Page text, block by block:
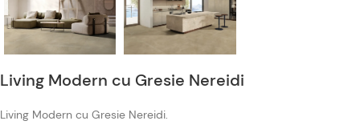
Living Modern cu Gresie Nereidi
Living Modern cu Gresie Nereidi.